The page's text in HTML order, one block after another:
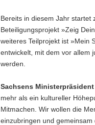
Bereits in diesem Jahr startet
Beteiligungsprojekt »Zeig
weiteres Teilprojekt ist »Mein
entwickelt, mit dem vor allem
werden.
Sachsens
mehr als ein kultureller
Mitmachen. Wir wollen die
einzubringen und